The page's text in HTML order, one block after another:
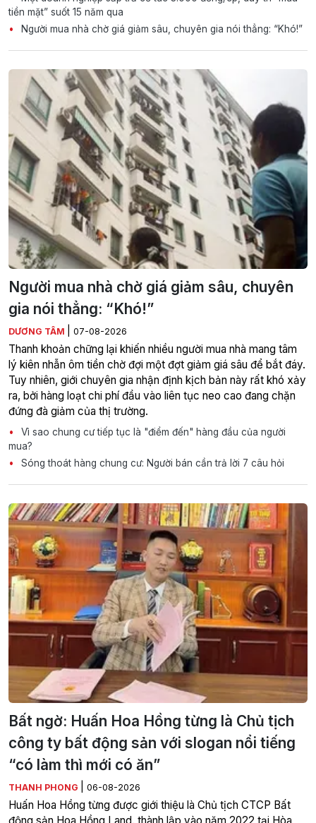
tiền mặt” suốt 15 năm qua
Người mua nhà chờ giá giảm sâu, chuyên gia nói thẳng: “Khó!”
Người mua nhà chờ giá giảm sâu, chuyên
gia nói thẳng: “Khó!”
DƯƠNG TÂM 07-08-2026
Thanh khoản chững lại khiến nhiều người mua nhà mang tâm
lý kiên nhẫn ôm tiền chờ đợi một đợt giảm giá sâu để bắt đáy.
Tuy nhiên, giới chuyên gia nhận định kịch bản này rất khó xảy
ra, bởi hàng loạt chi phí đầu vào liên tục neo cao đang chặn
đứng đà giảm của thị trường.
Vì sao chung cư tiếp tục là "điểm đến" hàng đầu của người
mua?
Sóng thoát hàng chung cư: Người bán cần trả lời 7 câu hỏi
Bất ngờ: Huấn Hoa Hồng từng là Chủ tịch
công ty bất động sản với slogan nổi tiếng
“có làm thì mới có ăn”
THANH PHONG 06-08-2026
Huấn Hoa Hồng từng được giới thiệu là Chủ tịch CTCP Bất
động sản Hoa Hồng Land, thành lập vào năm 2022 tại Hòa